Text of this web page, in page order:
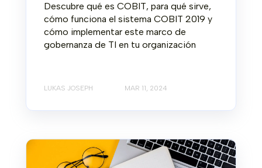
Descubre qué es COBIT, para qué sirve,
cómo funciona el sistema COBIT 2019 y
cómo implementar este marco de
gobernanza de TI en tu organización
LUKAS JOSEPH MAR 11, 2024